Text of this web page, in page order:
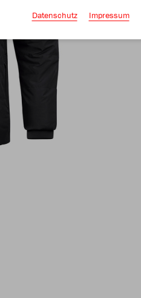
Datenschutz Impressum